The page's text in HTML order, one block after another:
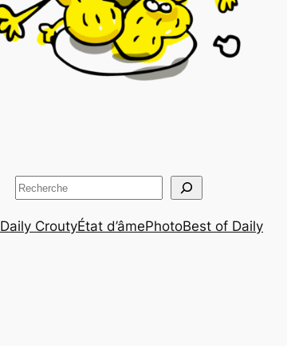
Rechercher
Daily CroutyÉtat d’âmePhotoBest of Daily